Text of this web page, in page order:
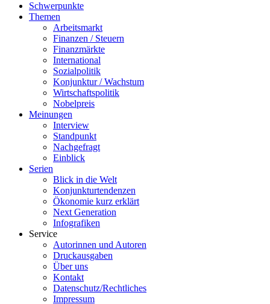
Schwerpunkte
Themen
Arbeitsmarkt
Finanzen / Steuern
Finanzmärkte
International
Sozialpolitik
Konjunktur / Wachstum
Wirtschaftspolitik
Nobelpreis
Meinungen
Interview
Standpunkt
Nachgefragt
Einblick
Serien
Blick in die Welt
Konjunkturtendenzen
Ökonomie kurz erklärt
Next Generation
Infografiken
Service
Autorinnen und Autoren
Druckausgaben
Über uns
Kontakt
Datenschutz/Rechtliches
Impressum